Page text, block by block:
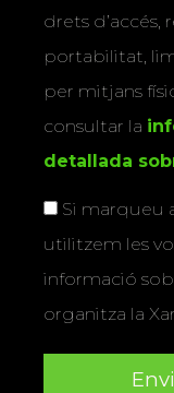
drets d’accés,
portabilitat,
per mitjans
consultar la
detallada
Si marqueu
utilitzem les
informació
organitza la